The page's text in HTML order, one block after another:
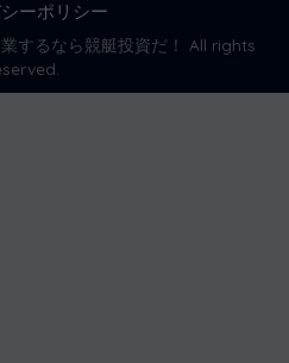
ーポリシー
するなら競艇投資だ！ All rights